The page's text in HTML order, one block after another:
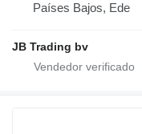
Países Bajos, Ede
JB Trading bv